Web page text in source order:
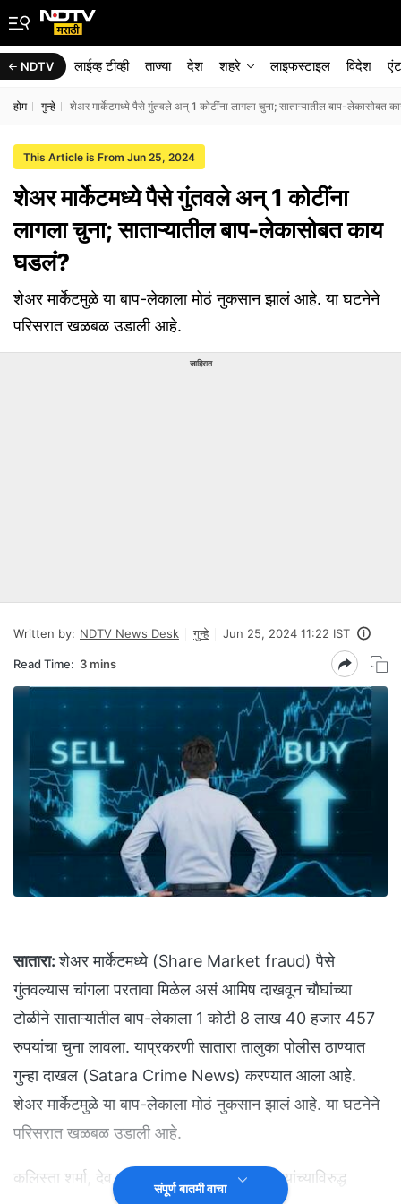
NDTV लाईव्ह टीव्ही ताज्या देश शहरे लाइफस्टाइल विदेश
होम गुन्हे शेअर मार्केटमध्ये पैसे गुंतवले अन् 1 कोटींना लागला चुना; साताऱ्यातील बाप-लेकासोबत
This Article is From Jun 25, 2024
शेअर मार्केटमध्ये पैसे गुंतवले अन् 1 कोटींना
लागला चुना; साताऱ्यातील बाप-लेकासोबत काय
घडलं?
शेअर मार्केटमुळे या बाप-लेकाला मोठं नुकसान झालं आहे. या घटनेने
परिसरात खळबळ उडाली आहे.
जाहिरात
Written by: NDTV News Desk गुन्हे Jun 25, 2024 11:22 IST
Read Time: 3 mins
सातारा: शेअर मार्केटमध्ये (Share Market fraud) पैसे
गुंतवल्यास चांगला परतावा मिळेल असं आमिष दाखवून चौघांच्या
टोळीने साताऱ्यातील बाप-लेकाला 1 कोटी 8 लाख 40 हजार 457
रुपयांचा चुना लावला. याप्रकरणी सातारा तालुका पोलीस ठाण्यात
गुन्हा दाखल (Satara Crime News) करण्यात आला आहे.
शेअर मार्केटमुळे या बाप-लेकाला मोठं नुकसान झालं आहे. या घटनेने
परिसरात खळबळ उडाली आहे.
कलिस्ता शर्मा, देव शहा, किकी शहा, सिद्धार्थ सिंग यांच्याविरुद्ध
संपूर्ण बातमी वाचा